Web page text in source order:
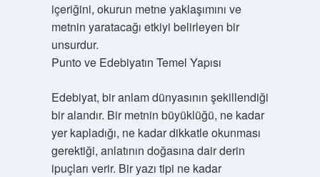
içeriğini, okurun metne yaklaşımını ve
metnin yaratacağı etkiyi belirleyen bir
unsurdur.
Punto ve Edebiyatın Temel Yapısı
Edebiyat, bir anlam dünyasının şekillendiği
bir alandır. Bir metnin büyüklüğü, ne kadar
yer kapladığı, ne kadar dikkatle okunması
gerektiği, anlatının doğasına dair derin
ipuçları verir. Bir yazı tipi ne kadar